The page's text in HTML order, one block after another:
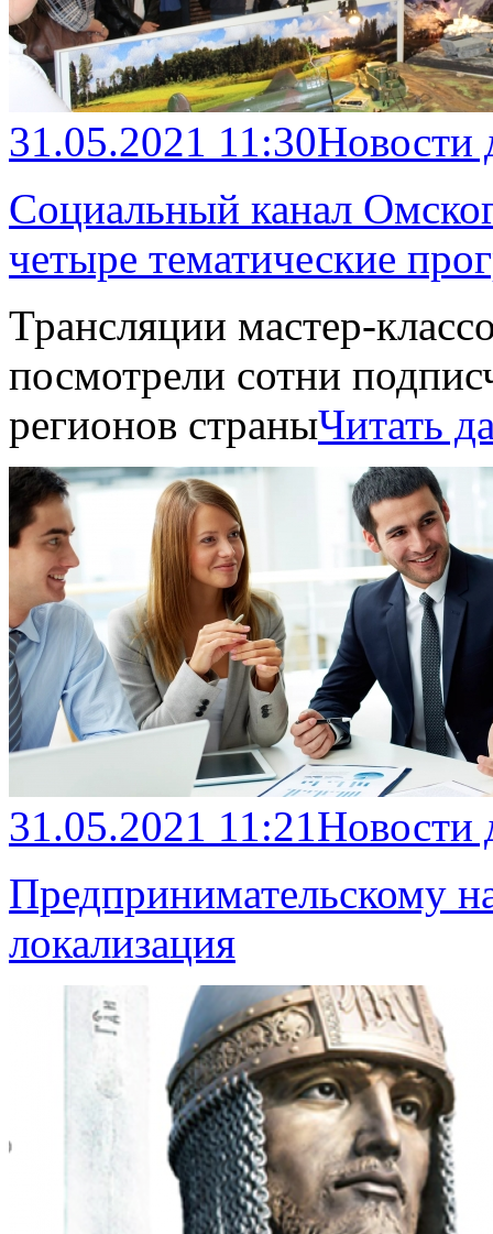
31.05.2021 11:30
Социальный канал
четыре тематические
Трансляции мастер-
посмотрели сотни
регионов страныЧитать
31.05.2021 11:21
Предпринимательскому
локализация